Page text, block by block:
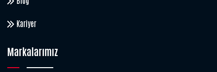
Kariyer
Markalarımız